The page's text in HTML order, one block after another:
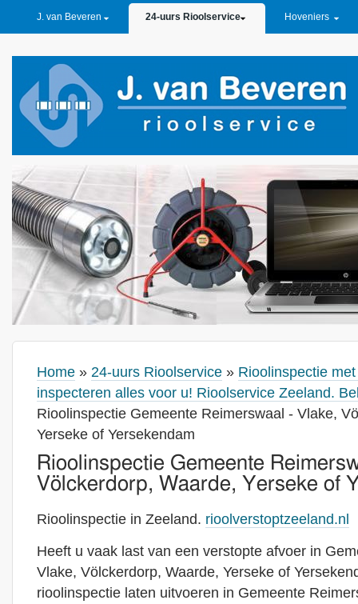
J. van Beveren 24-uurs Rioolservice Hoveniers
Home » 24-uurs Rioolservice » Rioolinspectie
inspecteren alles voor u! Rioolservice Zeeland.
Rioolinspectie Gemeente Reimerswaal - Vlake,
Yerseke of Yersekendam
Rioolinspectie Gemeente
Völckerdorp, Waarde, Yerseke of
Rioolinspectie in Zeeland. rioolverstoptzeeland.nl
Heeft u vaak last van een verstopte afvoer in
Vlake, Völckerdorp, Waarde, Yerseke of
rioolinspectie laten uitvoeren in Gemeente